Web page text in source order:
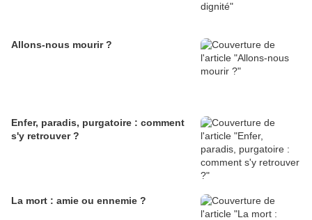
Allons-nous mourir ?
Enfer, paradis, purgatoire : comment
s'y retrouver ?
La mort : amie ou ennemie ?